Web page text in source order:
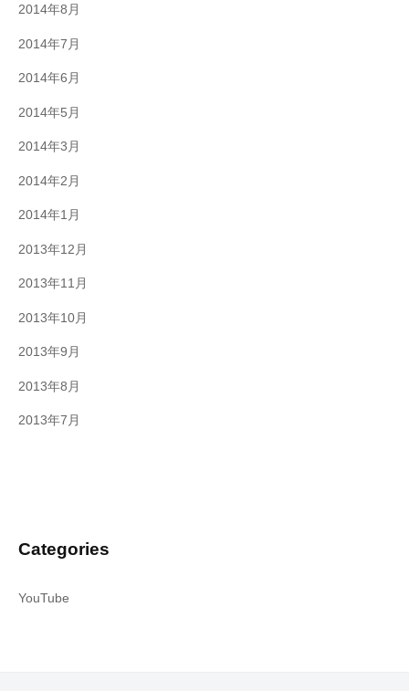
2014年8月
2014年7月
2014年6月
2014年5月
2014年3月
2014年2月
2014年1月
2013年12月
2013年11月
2013年10月
2013年9月
2013年8月
2013年7月
Categories
YouTube